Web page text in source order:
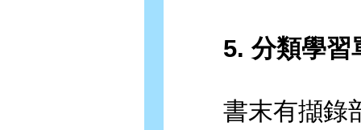
5. 分類學習
書末有擷錄部